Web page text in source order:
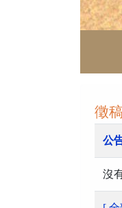
徵稿
公
沒